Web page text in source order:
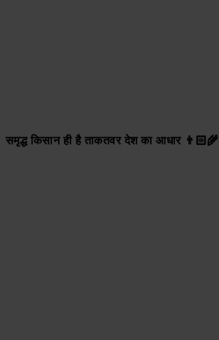
समृद्ध किसान ही है ताकतवर देश का आधार 👨🏻‍🌾